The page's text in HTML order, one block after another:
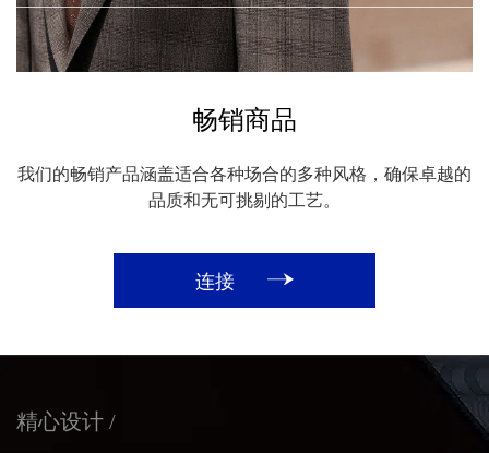
畅销商品
我们的畅销产品涵盖适合各种场合的多种风格，确保卓越的
品质和无可挑剔的工艺。
连接
精心设计 /